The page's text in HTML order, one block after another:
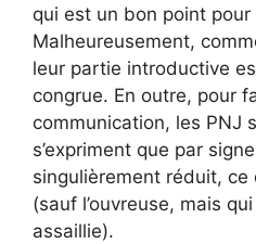
qui est un bon point
Malheureusement,
leur partie introductive
congrue. En outre, pour
communication, les PNJ
s’expriment que par
singulièrement réduit, ce
(sauf l’ouvreuse, mais
assaillie).